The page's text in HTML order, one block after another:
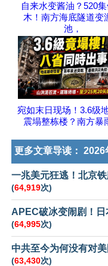
自来水变酱油？520
木！南方海底隧道变
池，
宛如末日现场！3.6级
震塌整栋楼？南方暴
更多文章导读： 2026
一兆美元狂逃！北京
(64,919次)
APEC破冰变闹剧！
(64,995次)
中共至今为何没有对
(63,430次)